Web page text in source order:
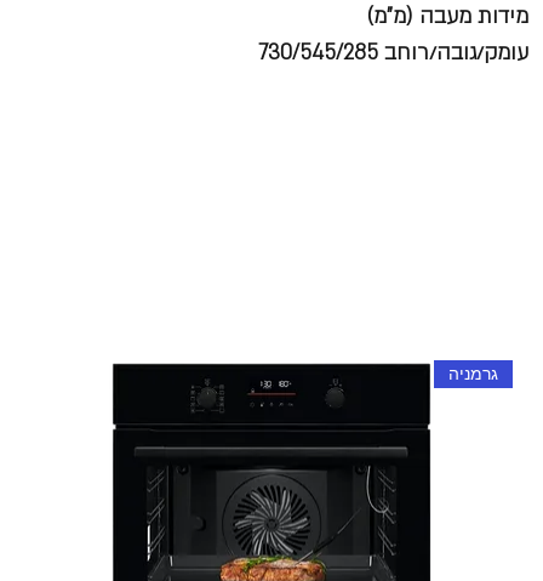
מידות מעבה (מ"מ)
עומק/גובה/רוחב 730/545/285
גרמניה